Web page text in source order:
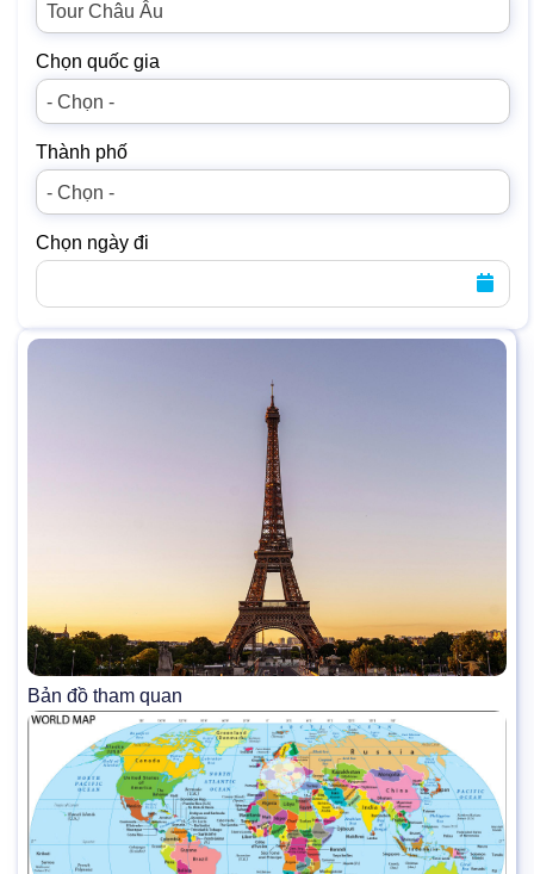
Tour Châu Âu
Chọn quốc gia
- Chọn -
Thành phố
- Chọn -
Chọn ngày đi
Bản đồ tham quan